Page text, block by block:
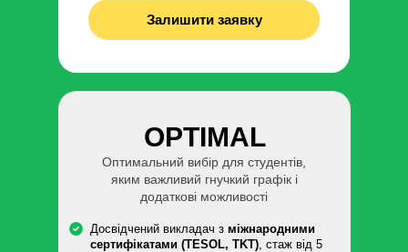
OPTIMAL
Досвідчений викладач з міжнародними
сертифікатами (TESOL, TKT) , стаж від 5
Оптимальний вибір для студентів,
яким важливий гнучкий графік і
додаткові можливості
Залишити заявку